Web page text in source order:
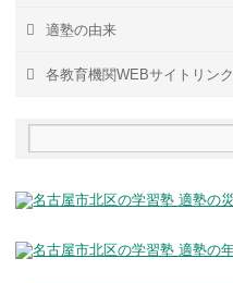
適塾の由来
各教育機関WEBサイトリンク